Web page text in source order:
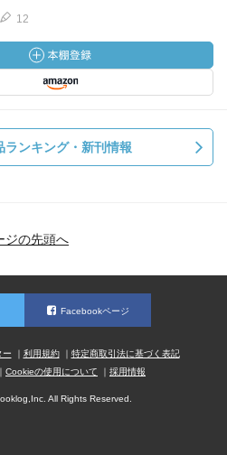
12
ランキング・新刊情報
ジの先頭へ
Facebookページ
ー 利用規約
特定商取引法に基づく表記
Cookieの使用について 採用情報
All Rights Reserved.